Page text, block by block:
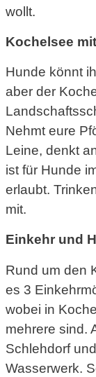
wollt.
Kochelsee
Hunde könnt
aber der
Nehmt eure
Leine, denkt
ist für Hunde
erlaubt.
mit.
Einkehr und
Rund um den
es 3
wobei in
mehrere sind.
Schlehdorf
Wasserwerk.